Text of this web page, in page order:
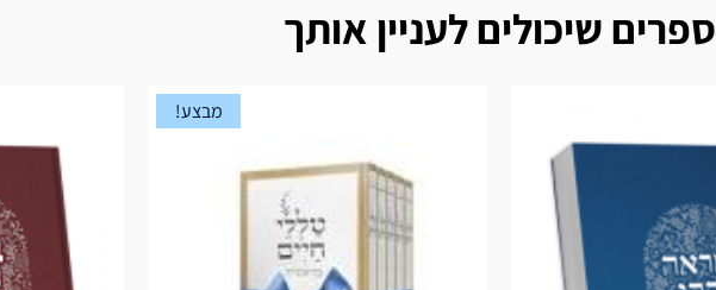
ספרים שיכולים לעניין אותך
מבצע!